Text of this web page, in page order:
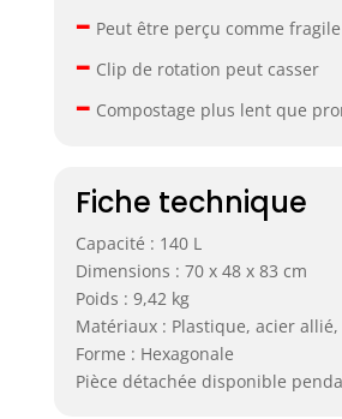
– Peut être perçu comme
– Clip de rotation peut casser
– Compostage plus lent que
Fiche technique
Capacité : 140 L
Dimensions : 70 x 48 x 83 cm
Poids : 9,42 kg
Matériaux : Plastique, acier
Forme : Hexagonale
Pièce détachée disponible